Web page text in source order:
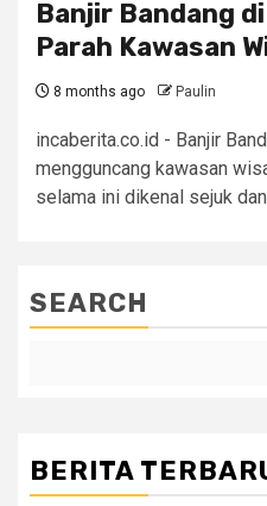
Banjir Bandang
Parah Kawasan
8 months ago Paulin
incaberita.co.id - Banjir
mengguncang kawasan
selama ini dikenal sejuk
SEARCH
BERITA